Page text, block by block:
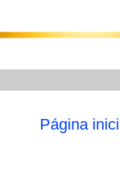
Página